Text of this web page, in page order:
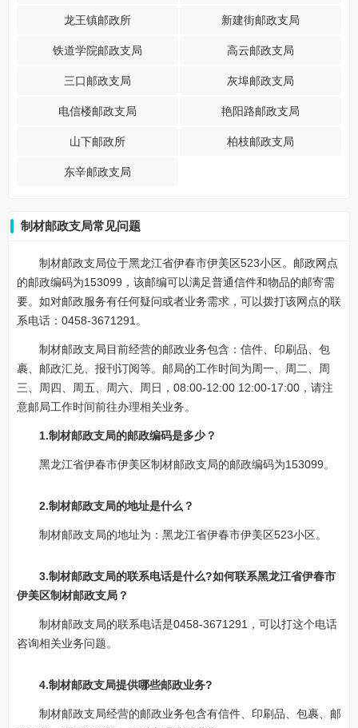
龙王镇邮政所 新建街邮政支局
铁道学院邮政支局 高云邮政支局
三口邮政支局 灰埠邮政支局
电信楼邮政支局 艳阳路邮政支局
山下邮政所 柏枝邮政支局
东辛邮政支局
制材邮政支局常见问题
制材邮政支局位于黑龙江省伊春市伊美区523小区。邮政网点
的邮政编码为153099，该邮编可以满足普通信件和物品的邮寄需
要。如对邮政服务有任何疑问或者业务需求，可以拨打该网点的联
系电话：0458-3671291。
制材邮政支局目前经营的邮政业务包含：信件、印刷品、包
裹、邮政汇兑、报刊订阅等。邮局的工作时间为周一、周二、周
三、周四、周五、周六、周日，08:00-12:00 12:00-17:00，请注
意邮局工作时间前往办理相关业务。
1.制材邮政支局的邮政编码是多少？
黑龙江省伊春市伊美区制材邮政支局的邮政编码为153099。
2.制材邮政支局的地址是什么？
制材邮政支局的地址为：黑龙江省伊春市伊美区523小区。
3.制材邮政支局的联系电话是什么?如何联系黑龙江省伊春市
伊美区制材邮政支局？
制材邮政支局的联系电话是0458-3671291，可以打这个电话
咨询相关业务问题。
4.制材邮政支局提供哪些邮政业务?
制材邮政支局经营的邮政业务包含有信件、印刷品、包裹、邮